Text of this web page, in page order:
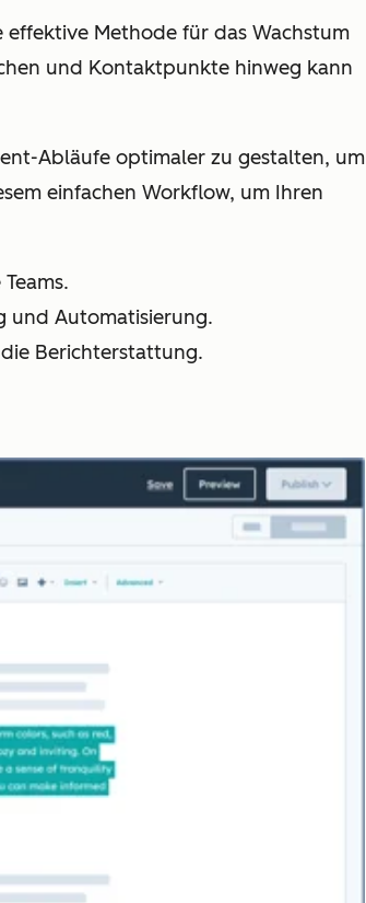
Methode für das Wachstum
und Kontaktpunkte hinweg kann
Abläufe optimaler zu gestalten, um
einfachen Workflow, um Ihren
und Automatisierung.
Berichterstattung.